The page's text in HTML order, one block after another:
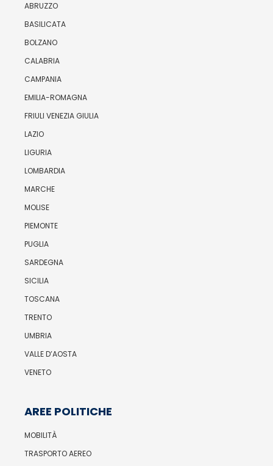
ABRUZZO
BASILICATA
BOLZANO
CALABRIA
CAMPANIA
EMILIA-ROMAGNA
FRIULI VENEZIA GIULIA
LAZIO
LIGURIA
LOMBARDIA
MARCHE
MOLISE
PIEMONTE
PUGLIA
SARDEGNA
SICILIA
TOSCANA
TRENTO
UMBRIA
VALLE D’AOSTA
VENETO
AREE POLITICHE
MOBILITÀ
TRASPORTO AEREO